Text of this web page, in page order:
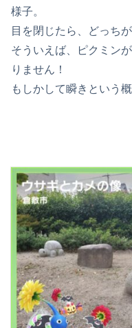
様子。
目を閉じたら、どっち
そういえば、ピクミン
りません！
もしかして瞬きという